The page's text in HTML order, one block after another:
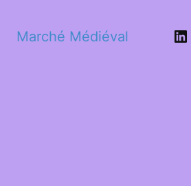
Marché Médiéval